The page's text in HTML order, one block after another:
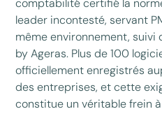
comptabilité certifié la
leader incontesté, servant
même environnement, suivi
by Ageras. Plus de 100
officiellement enregistrés
des entreprises, et cette
constitue un véritable frein